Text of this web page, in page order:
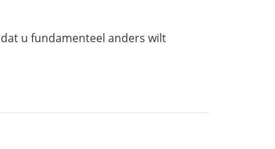
u fundamenteel anders wilt